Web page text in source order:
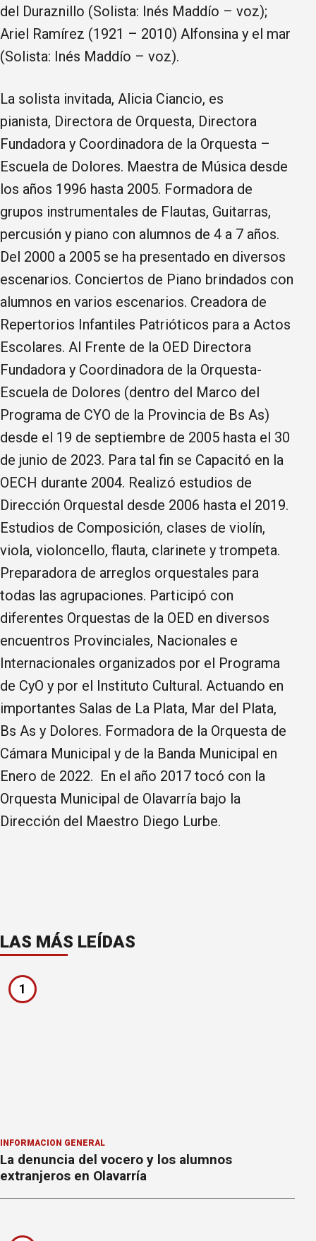
del Duraznillo (Solista: Inés Maddío – voz);
Ariel Ramírez (1921 – 2010) Alfonsina y el mar
(Solista: Inés Maddío – voz).
La solista invitada, Alicia Ciancio, es
pianista, Directora de Orquesta, Directora
Fundadora y Coordinadora de la Orquesta –
Escuela de Dolores. Maestra de Música desde
los años 1996 hasta 2005. Formadora de
grupos instrumentales de Flautas, Guitarras,
percusión y piano con alumnos de 4 a 7 años.
Del 2000 a 2005 se ha presentado en diversos
escenarios. Conciertos de Piano brindados con
alumnos en varios escenarios. Creadora de
Repertorios Infantiles Patrióticos para a Actos
Escolares. Al Frente de la OED Directora
Fundadora y Coordinadora de la Orquesta-
Escuela de Dolores (dentro del Marco del
Programa de CYO de la Provincia de Bs As)
desde el 19 de septiembre de 2005 hasta el 30
de junio de 2023. Para tal fin se Capacitó en la
OECH durante 2004. Realizó estudios de
Dirección Orquestal desde 2006 hasta el 2019.
Estudios de Composición, clases de violín,
viola, violoncello, flauta, clarinete y trompeta.
Preparadora de arreglos orquestales para
todas las agrupaciones. Participó con
diferentes Orquestas de la OED en diversos
encuentros Provinciales, Nacionales e
Internacionales organizados por el Programa
de CyO y por el Instituto Cultural. Actuando en
importantes Salas de La Plata, Mar del Plata,
Bs As y Dolores. Formadora de la Orquesta de
Cámara Municipal y de la Banda Municipal en
Enero de 2022. En el año 2017 tocó con la
Orquesta Municipal de Olavarría bajo la
Dirección del Maestro Diego Lurbe.
LAS MÁS LEÍDAS
1
INFORMACION GENERAL
La denuncia del vocero y los alumnos
extranjeros en Olavarría